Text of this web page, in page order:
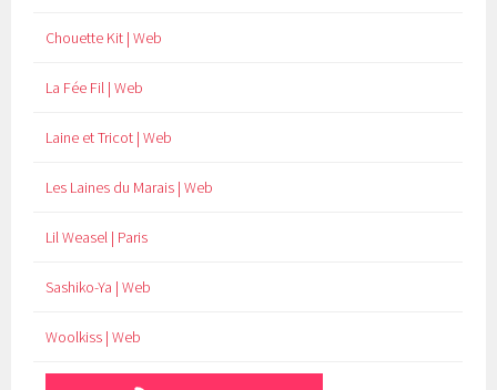
Chouette Kit | Web
La Fée Fil | Web
Laine et Tricot | Web
Les Laines du Marais | Web
Lil Weasel | Paris
Sashiko-Ya | Web
Woolkiss | Web